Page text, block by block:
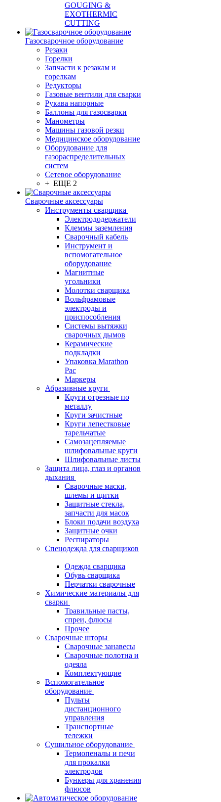
GOUGING &
EXOTHERMIC
CUTTING
Газосварочное оборудование
Резаки
Горелки
Запчасти к резакам и
горелкам
Редукторы
Газовые вентили для сварки
Рукава напорные
Баллоны для газосварки
Манометры
Машины газовой резки
Медицинское оборудование
Оборудование для
газораспределительных
систем
Сетевое оборудование
+ ЕЩЕ 2
Сварочные аксессуары
Инструменты сварщика
Электрододержатели
Клеммы заземления
Сварочный кабель
Инструмент и
вспомогательное
оборудование
Магнитные
угольники
Молотки сварщика
Вольфрамовые
электроды и
приспособления
Системы вытяжки
сварочных дымов
Керамические
подкладки
Упаковка Marathon
Pac
Маркеры
Абразивные круги
Круги отрезные по
металлу
Круги зачистные
Круги лепестковые
тарельчатые
Самозацепляемые
шлифовальные круги
Шлифовальные листы
Защита лица, глаз и органов
дыхания
Сварочные маски,
шлемы и щитки
Защитные стекла,
запчасти для масок
Блоки подачи воздуха
Защитные очки
Респираторы
Спецодежда для сварщиков
Одежда сварщика
Обувь сварщика
Перчатки сварочные
Химические материалы для
сварки
Травильные пасты,
спреи, флюсы
Прочее
Сварочные шторы
Сварочные занавесы
Сварочные полотна и
одеяла
Комплектующие
Вспомогательное
оборудование
Пульты
дистанционного
управления
Транспортные
тележки
Сушильное оборудование
Термопеналы и печи
для прокалки
электродов
Бункеры для хранения
флюсов